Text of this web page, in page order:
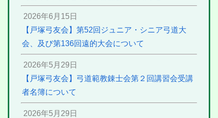
2026年6月15日
【戸塚弓友会】第52回ジュニア・シニア弓道大
会、及び第136回遠的大会について
2026年5月29日
【戸塚弓友会】弓道範教錬士会第２回講習会受講
者名簿について
2026年5月29日